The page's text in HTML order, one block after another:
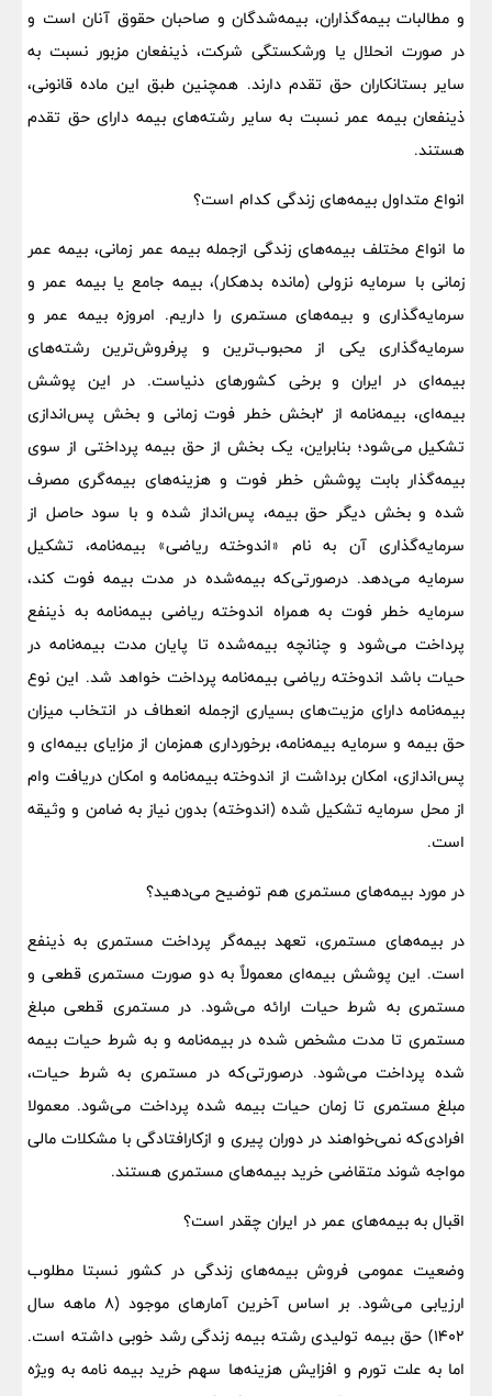
و مطالبات بیمه‌گذاران، بیمه‌شدگان و صاحبان حقوق آنان است و
در صورت انحلال یا ورشکستگی شرکت، ذینفعان مزبور نسبت به
سایر بستانکاران حق تقدم دارند. همچنین طبق این ماده قانونی،
ذینفعان بیمه عمر نسبت به سایر رشته‌های بیمه دارای حق تقدم
هستند.
انواع متداول بیمه‌های زندگی کدام است؟
ما انواع مختلف بیمه‌های زندگی ازجمله بیمه عمر زمانی، بیمه عمر
زمانی با سرمایه نزولی (مانده بدهکار)، بیمه جامع یا بیمه عمر و
سرمایه‌گذاری و بیمه‌های مستمری را داریم. امروزه بیمه عمر و
سرمایه‌گذاری یکی از محبوب‌ترین و پرفروش‌ترین رشته‌های
بیمه‌ای در ایران و برخی کشورهای دنیاست. در این پوشش
بیمه‌ای، بیمه‌نامه از ۲بخش خطر فوت زمانی و بخش پس‌اندازی
تشکیل می‌شود؛ بنابراین، یک بخش از حق بیمه پرداختی از سوی
بیمه‌گذار بابت پوشش خطر فوت و هزینه‌های بیمه‌گری مصرف
شده و بخش دیگر حق بیمه، پس‌انداز شده و با سود حاصل از
سرمایه‌گذاری آن به نام «اندوخته ریاضی» بیمه‌نامه، تشکیل
سرمایه می‌دهد. درصورتی‌که بیمه‌شده در مدت بیمه فوت کند،
سرمایه خطر فوت به همراه اندوخته ریاضی بیمه‌نامه به ذینفع
پرداخت می‌شود و چنانچه بیمه‌شده تا پایان مدت بیمه‌نامه در
حیات باشد اندوخته ریاضی بیمه‌نامه پرداخت خواهد شد. این نوع
بیمه‌نامه دارای مزیت‌های بسیاری ازجمله انعطاف در انتخاب میزان
حق بیمه و سرمایه بیمه‌نامه، برخورداری همزمان از مزایای بیمه‌ای و
پس‌اندازی، امکان برداشت از اندوخته بیمه‌نامه و امکان دریافت وام
از محل سرمایه تشکیل شده (اندوخته) بدون نیاز به ضامن و وثیقه
است.
در مورد بیمه‌های‌ مستمری هم توضیح می‌دهید؟
در بیمه‌های مستمری، تعهد بیمه‌گر پرداخت مستمری به ذینفع
است. این پوشش بیمه‌ای معمولاٌ به دو صورت مستمری قطعی و
مستمری به شرط حیات ارائه می‌شود. در مستمری قطعی مبلغ
مستمری تا مدت مشخص شده در بیمه‌نامه و به شرط حیات بیمه
شده پرداخت می‌شود. درصورتی‌که در مستمری به شرط حیات،
مبلغ مستمری تا زمان حیات بیمه شده پرداخت می‌شود. معمولا
افرادی‌که‌ نمی‌خواهند در دوران ‌پیری ‌و ازکارافتادگی ‌با مشکلات ‌مالی
‌مواجه‌ شوند متقاضی خرید بیمه‌های مستمری هستند.
اقبال به بیمه‌های عمر در ایران چقدر است؟
وضعیت عمومی فروش بیمه‌های زندگی در کشور نسبتا مطلوب
ارزیابی می‌شود. بر اساس آخرین آمارهای موجود (۸ ماهه سال
۱۴۰۲) حق بیمه تولیدی رشته بیمه زندگی رشد خوبی داشته است.
اما به علت تورم و افزایش هزینه‌ها سهم خرید بیمه نامه به ویژه